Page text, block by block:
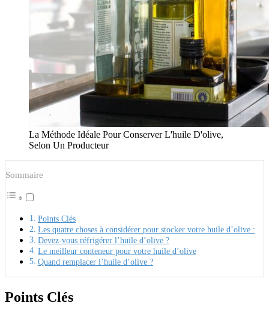
La Méthode Idéale Pour Conserver L'huile D'olive,
Selon Un Producteur
Sommaire
Points Clés
Les quatre choses à considérer pour stocker votre huile d’olive :
Devez-vous réfrigérer l’huile d’olive ?
Le meilleur conteneur pour votre huile d’olive
Quand remplacer l’huile d’olive ?
Points Clés